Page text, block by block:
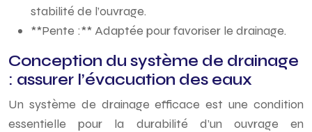
stabilité de l’ouvrage.
**Pente :** Adaptée pour favoriser le drainage.
Conception du système de drainage
: assurer l’évacuation des eaux
Un système de drainage efficace est une condition
essentielle pour la durabilité d’un ouvrage en